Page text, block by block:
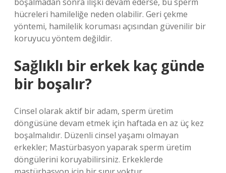
hücreleri hamileliğe neden olabilir. Geri çekme
yöntemi, hamilelik koruması açısından güvenilir bir
koruyucu yöntem değildir.
Sağlıklı bir erkek kaç günde
bir boşalır?
Cinsel olarak aktif bir adam, sperm üretim
döngüsüne devam etmek için haftada en az üç kez
boşalmalıdır. Düzenli cinsel yaşamı olmayan
erkekler; Mastürbasyon yaparak sperm üretim
döngülerini koruyabilirsiniz. Erkeklerde